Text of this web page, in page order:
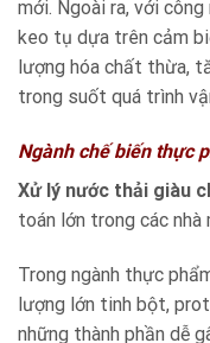
mới. Ngoài ra, với
keo tụ dựa trên cảm
lượng hóa chất thừa,
trong suốt quá trình
Ngành chế biến thực
Xử lý nước thải giàu
toán lớn trong các nhà
Trong ngành thực
lượng lớn tinh bột,
những thành phần dễ